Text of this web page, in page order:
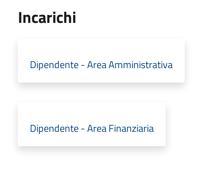
Incarichi
Dipendente - Area Amministrativa
Dipendente - Area Finanziaria